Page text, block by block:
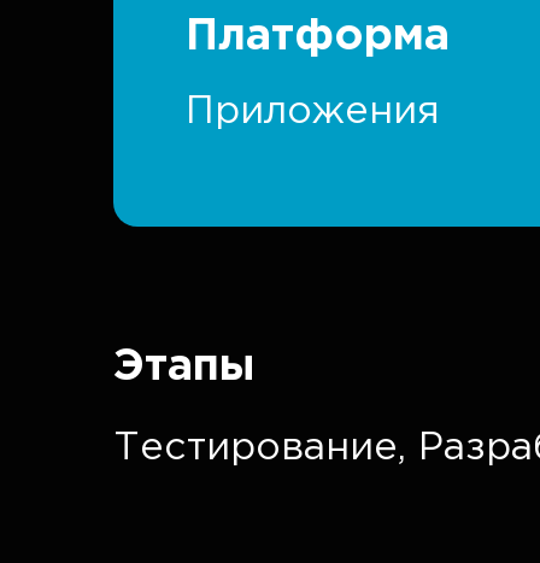
Платформа
Приложения
Этапы
Тестирование,